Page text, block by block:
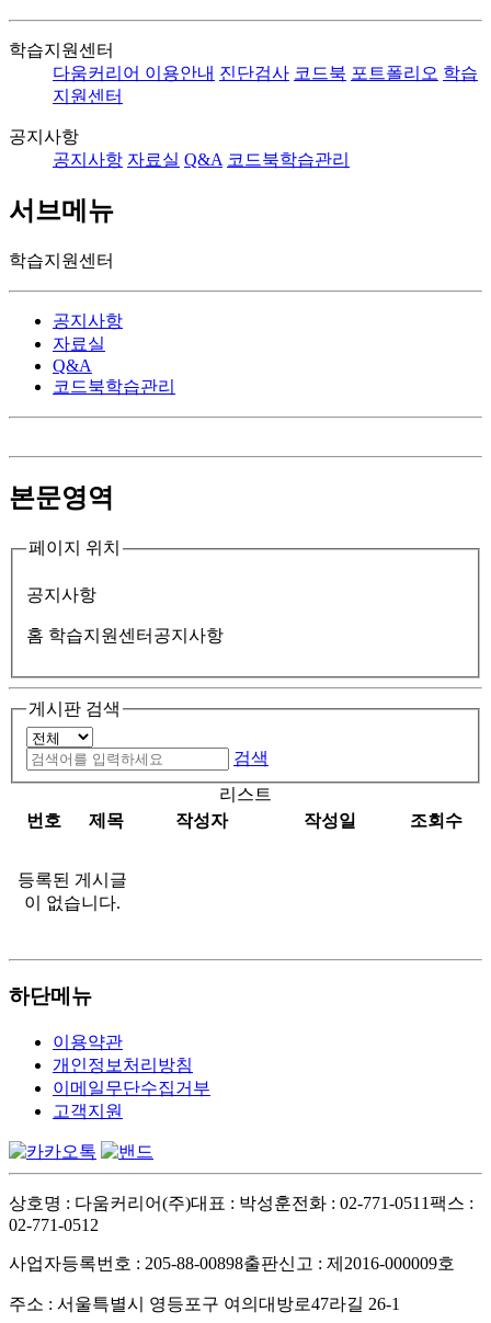
학습지원센터
다움커리어 이용안내 진단검사 코드북 포트폴리오 학습
지원센터
공지사항
공지사항 자료실 Q&A 코드북학습관리
서브메뉴
학습지원센터
공지사항
자료실
Q&A
코드북학습관리
본문영역
페이지 위치
공지사항
홈 학습지원센터 공지사항
게시판 검색
검색
리스트
번호
제목 작성자 작성일 조회수
등록된 게시글
이 없습니다.
하단메뉴
이용약관
개인정보처리방침
이메일무단수집거부
고객지원
상호명 : 다움커리어(주)대표 : 박성훈전화 : 02-771-0511팩스 :
02-771-0512
사업자등록번호 : 205-88-00898출판신고 : 제2016-000009호
주소 : 서울특별시 영등포구 여의대방로47라길 26-1